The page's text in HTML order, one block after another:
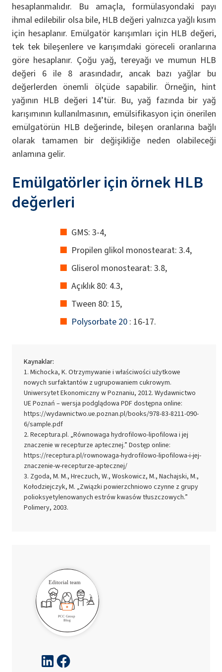
hesaplanmalıdır. Bu amaçla, formülasyondaki payı
ihmal edilebilir olsa bile, HLB değeri yalnızca yağlı kısım
için hesaplanır. Emülgatör karışımları için HLB değeri,
tek tek bileşenlere ve karışımdaki göreceli oranlarına
göre hesaplanır. Çoğu yağ, tereyağı ve mumun HLB
değeri 6 ile 8 arasındadır, ancak bazı yağlar bu
değerlerden önemli ölçüde sapabilir. Örneğin, hint
yağının HLB değeri 14’tür. Bu, yağ fazında bir yağ
karışımının kullanılmasının, emülsifikasyon için önerilen
emülgatörün HLB değerinde, bileşen oranlarına bağlı
olarak tamamen bir değişikliğe neden olabileceği
anlamına gelir.
Emülgatörler için örnek HLB
değerleri
GMS: 3-4,
Propilen glikol monostearat: 3.4,
Gliserol monostearat: 3.8,
Açıklık 80: 4.3,
Tween 80: 15,
Polysorbate 20 : 16-17.
Kaynaklar:
Michocka, K. Otrzymywanie i właściwości użytkowe
nowych surfaktantów z ugrupowaniem cukrowym.
Uniwersytet Ekonomiczny w Poznaniu, 2012. Wydawnictwo
UE Poznań – wersja podglądowa PDF dostępna online:
https://wydawnictwo.ue.poznan.pl/books/978-83-8211-090-
6/sample.pdf
Receptura.pl. „Równowaga hydrofilowo-lipofilowa i jej
znaczenie w recepturze aptecznej.” Dostęp online:
https://receptura.pl/rownowaga-hydrofilowo-lipofilowa-i-jej-
znaczenie-w-recepturze-aptecznej/
Zgoda, M. M., Hreczuch, W., Woskowicz, M., Nachajski, M.,
Kołodziejczyk, M. „Związki powierzchniowo czynne z grupy
polioksyetylenowanych estrów kwasów tłuszczowych.”
Polimery, 2003.